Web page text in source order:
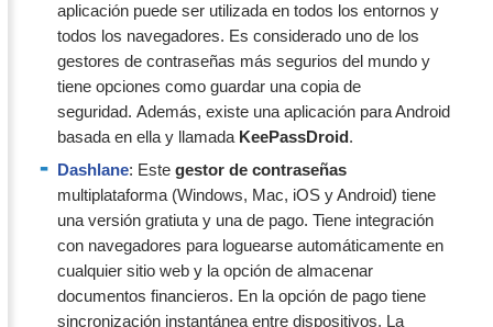
aplicación puede ser utilizada en todos los entornos y
todos los navegadores. Es considerado uno de los
gestores de contraseñas más segurios del mundo y
tiene opciones como guardar una copia de
seguridad. Además, existe una aplicación para Android
basada en ella y llamada KeePassDroid.
Dashlane: Este gestor de contraseñas
multiplataforma (Windows, Mac, iOS y Android) tiene
una versión gratiuta y una de pago. Tiene integración
con navegadores para loguearse automáticamente en
cualquier sitio web y la opción de almacenar
documentos financieros. En la opción de pago tiene
sincronización instantánea entre dispositivos. La